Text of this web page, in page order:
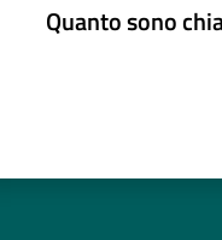
Quanto sono